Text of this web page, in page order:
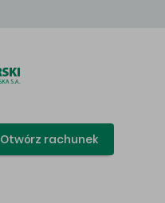
Otwórz rachunek